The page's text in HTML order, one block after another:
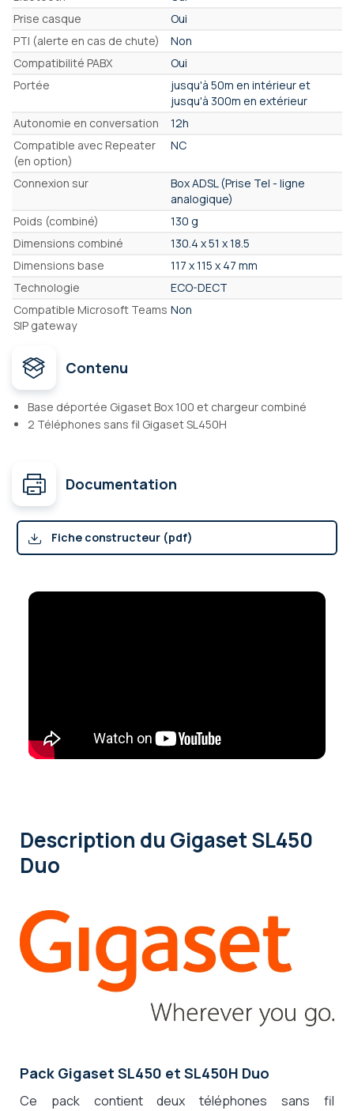
Prise casque
Oui
PTI (alerte en cas de chute)
Non
Compatibilité PABX
Oui
Portée
jusqu'à 50m en intérieur et
jusqu'à 300m en extérieur
Autonomie en conversation
12h
Compatible avec Repeater
(en option)
NC
Connexion sur
Box ADSL (Prise Tel - ligne
analogique)
Poids (combiné)
130 g
Dimensions combiné
130.4 x 51 x 18.5
Dimensions base
117 x 115 x 47 mm
Technologie
ECO-DECT
Compatible Microsoft Teams
SIP gateway
Non
Contenu
Base déportée Gigaset Box 100 et chargeur combiné
2 Téléphones sans fil Gigaset SL450H
Documentation
Fiche constructeur (pdf)
Description du Gigaset SL450
Duo
Pack Gigaset SL450 et SL450H Duo
Ce pack contient deux téléphones sans fil